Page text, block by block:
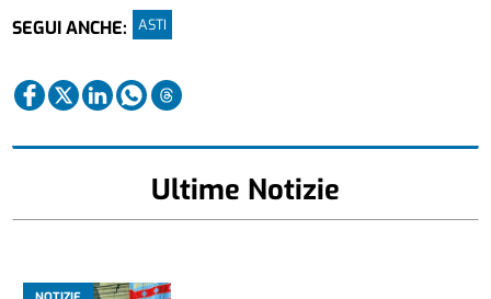
SEGUI ANCHE:
ASTI
Ultime Notizie